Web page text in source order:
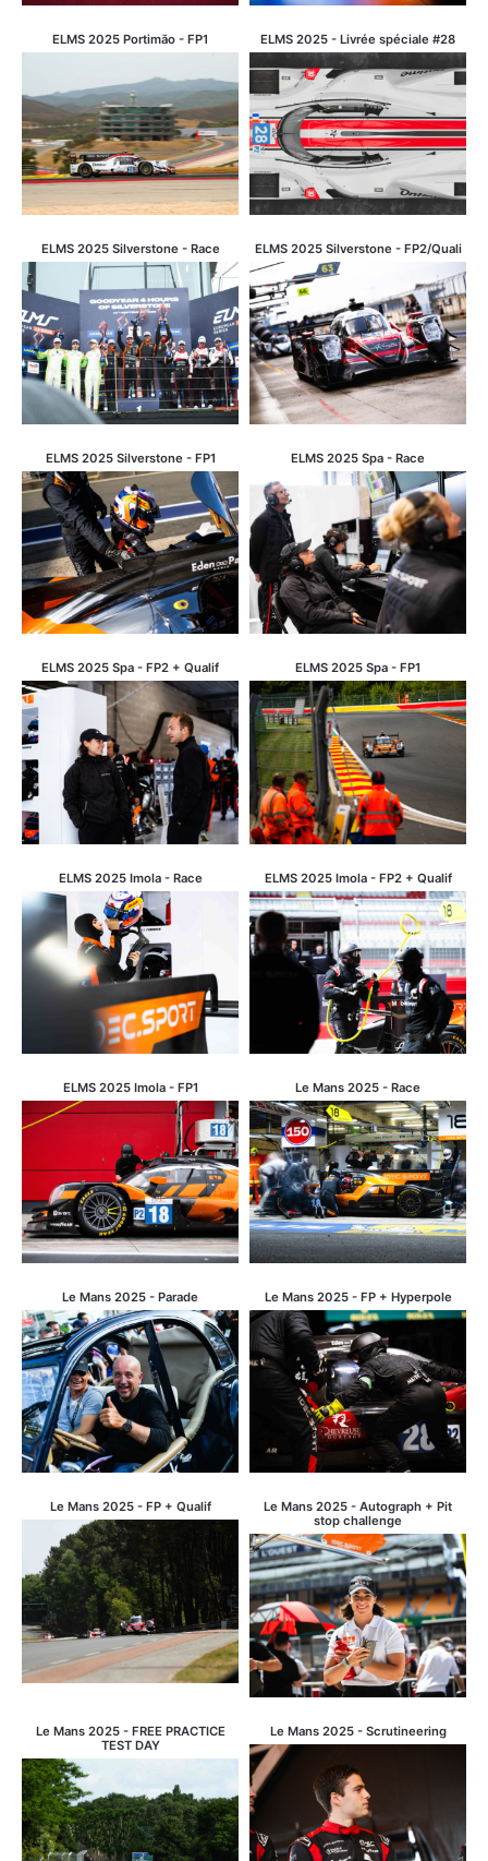
ELMS 2025 Portimão - FP1 ELMS 2025 - Livrée spéciale #28
ELMS 2025 Silverstone - Race ELMS 2025 Silverstone - FP2/Quali
ELMS 2025 Silverstone - FP1 ELMS 2025 Spa - Race
ELMS 2025 Spa - FP2 + Qualif ELMS 2025 Spa - FP1
ELMS 2025 Imola - Race ELMS 2025 Imola - FP2 + Qualif
ELMS 2025 Imola - FP1 Le Mans 2025 - Race
Le Mans 2025 - Parade Le Mans 2025 - FP + Hyperpole
Le Mans 2025 - FP + Qualif
Le Mans 2025 - Autograph + Pit
stop challenge
Le Mans 2025 - FREE PRACTICE
TEST DAY
Le Mans 2025 - Scrutineering